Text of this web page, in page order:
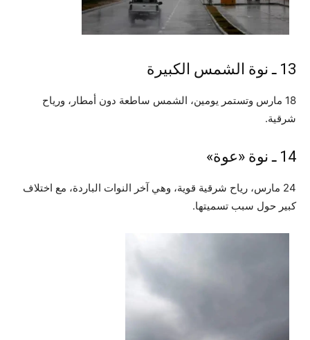
13 ـ نوة الشمس الكبيرة
18 مارس وتستمر يومين، الشمس ساطعة دون أمطار، ورياح
شرقية.
14 ـ نوة «عوة»
24 مارس، رياح شرقية قوية، وهي آخر النوات الباردة، مع اختلاف
كبير حول سبب تسميتها.